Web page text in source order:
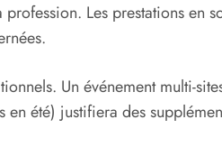
Les prestations
Un événement multi-
été) justifiera des